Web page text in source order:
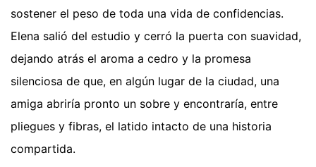
sostener el peso de toda una vida de confidencias.
Elena salió del estudio y cerró la puerta con suavidad,
dejando atrás el aroma a cedro y la promesa
silenciosa de que, en algún lugar de la ciudad, una
amiga abriría pronto un sobre y encontraría, entre
pliegues y fibras, el latido intacto de una historia
compartida.